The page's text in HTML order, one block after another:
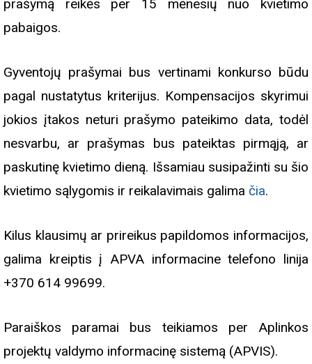
prašymą reikės per 15 mėnesių nuo kvietimo
pabaigos.
Gyventojų prašymai bus vertinami konkurso būdu
pagal nustatytus kriterijus. Kompensacijos skyrimui
jokios įtakos neturi prašymo pateikimo data, todėl
nesvarbu, ar prašymas bus pateiktas pirmąją, ar
paskutinę kvietimo dieną. Išsamiau susipažinti su šio
kvietimo sąlygomis ir reikalavimais galima čia.
Kilus klausimų ar prireikus papildomos informacijos,
galima kreiptis į APVA informacine telefono linija
+370 614 99699.
Paraiškos paramai bus teikiamos per Aplinkos
projektų valdymo informacinę sistemą (APVIS).